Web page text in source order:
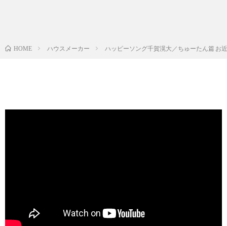
HOME ハウスメーカー ハッピーソング千賀滉大／ちゅーたん篇 お